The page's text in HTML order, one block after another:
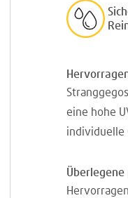
eine hohe
individuelle